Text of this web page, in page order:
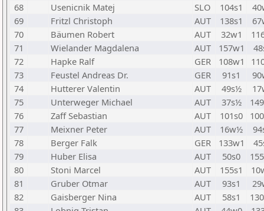
68
Usenicnik Matej SLO 104s1
69
Fritzl Christoph AUT 138s1
70
Bäumen Robert AUT 32w1
71
Wielander Magdalena AUT 157w1
72
Hapke Ralf GER 108w1
73
Feustel Andreas Dr. GER 91s1
74
Hutterer Valentin AUT 49s½
75
Unterweger Michael AUT 37s½
76
Zaff Sebastian AUT 101s0
77
Meixner Peter AUT 16w½
78
Berger Falk GER 133w1
79
Huber Elisa AUT 50s0
80
Stoni Marcel AUT 155s1
81
Gruber Otmar AUT 93s1
82
Gaisberger Nina AUT 58s1